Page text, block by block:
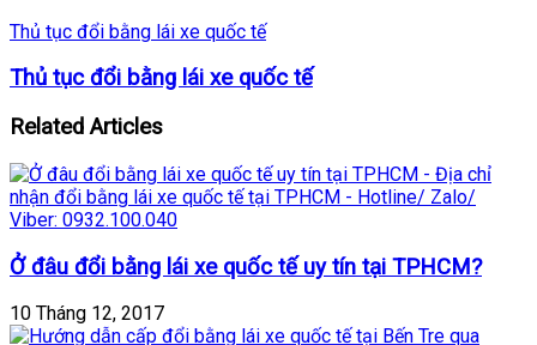
Thủ tục đổi bằng lái xe quốc tế
Thủ tục đổi bằng lái xe quốc tế
Related Articles
Ở đâu đổi bằng lái xe quốc tế uy tín tại TPHCM?
10 Tháng 12, 2017